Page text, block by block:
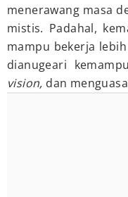
menerawang masa
mistis. Padahal,
mampu bekerja
dianugeari
vision, dan